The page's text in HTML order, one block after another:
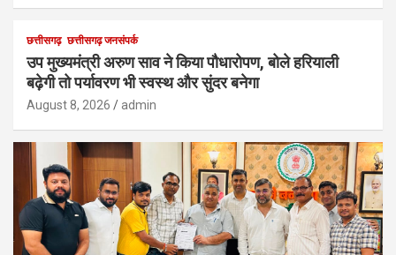
छत्तीसगढ़ छत्तीसगढ़ जनसंपर्क
उप मुख्यमंत्री अरुण साव ने किया पौधारोपण, बोले हरियाली
बढ़ेगी तो पर्यावरण भी स्वस्थ और सुंदर बनेगा
August 8, 2026 admin